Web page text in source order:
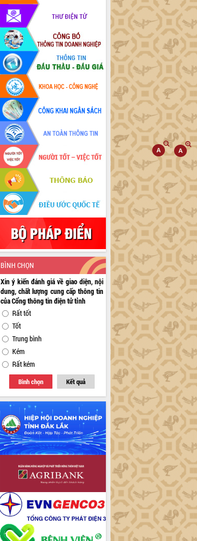
BÌNH CHỌN
Xin ý kiến đánh giá về giao diện, nội
dung, chất lượng cung cấp thông tin
của Cổng thông tin điện tử tỉnh
Rất tốt
Tốt
Trung bình
Kém
Rất kém
Bình chọn Kết quả